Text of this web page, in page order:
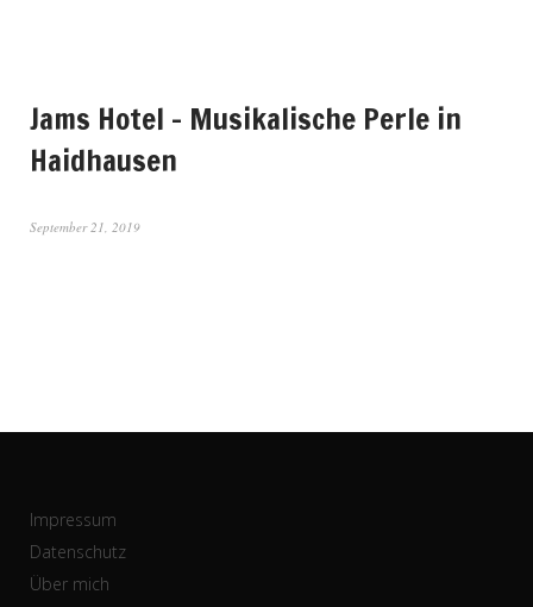
Jams Hotel – Musikalische Perle in
Haidhausen
September 21, 2019
Impressum
Datenschutz
Über mich